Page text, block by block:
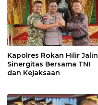
Kapolres Rokan Hilir Jalin
Sinergitas Bersama TNI
dan Kejaksaan